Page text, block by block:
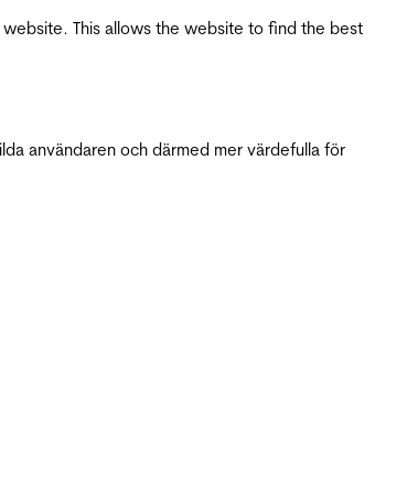
This allows the website to find the best
användaren och därmed mer värdefulla för